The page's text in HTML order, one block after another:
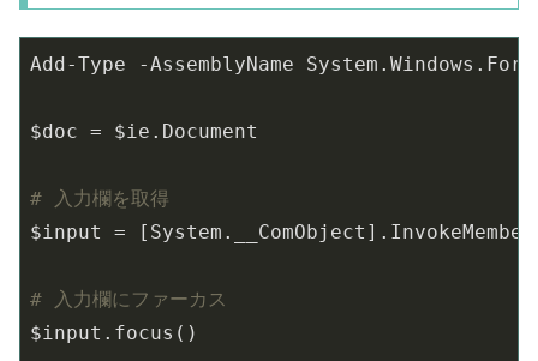
Add-Type -AssemblyName
$doc = $ie.Document
# 入力欄を取得
$input =
# 入力欄にファーカス
$input.focus()